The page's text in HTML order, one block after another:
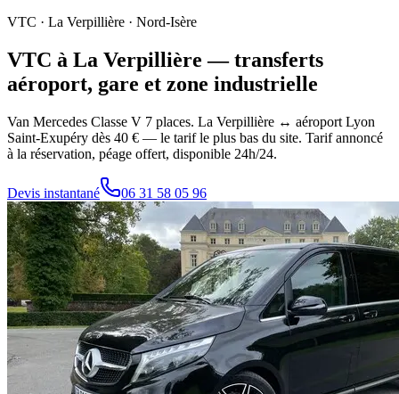
VTC · La Verpillière · Nord-Isère
VTC à La Verpillière — transferts
aéroport, gare et zone industrielle
Van Mercedes Classe V 7 places. La Verpillière ↔ aéroport Lyon
Saint-Exupéry dès 40 € — le tarif le plus bas du site. Tarif annoncé
à la réservation, péage offert, disponible 24h/24.
Devis instantané 06 31 58 05 96